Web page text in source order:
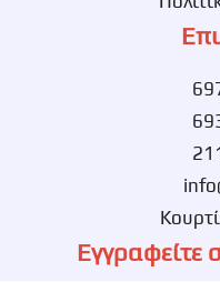
Εγγραφείτε